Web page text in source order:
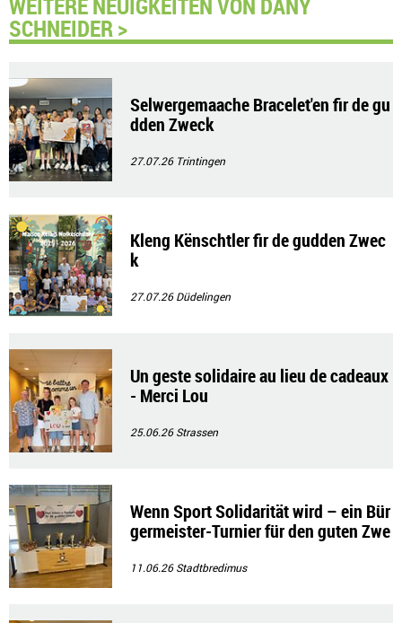
SCHNEIDER >
Selwergemaache Bracelet'en fir de gu
dden Zweck
27.07.26 Trintingen
Kleng Kënschtler fir de gudden Zwec
k
27.07.26Düdelingen
Un geste solidaire au lieu de cadeaux
- Merci Lou
25.06.26Strassen
Wenn Sport Solidarität wird – ein Bür
germeister-Turnier für den guten Zwe
11.06.26Stadtbredimus